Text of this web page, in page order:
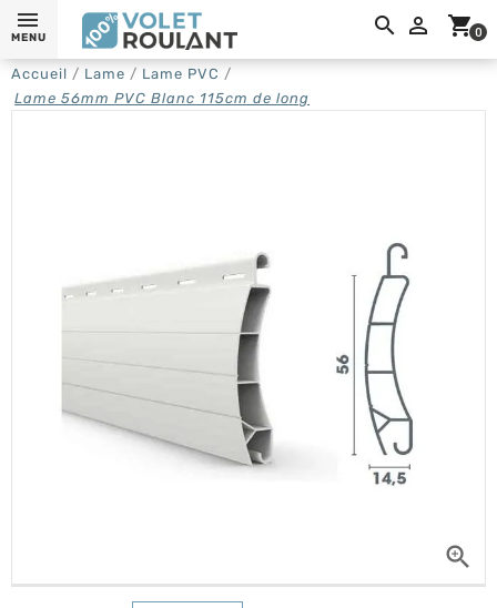
 shopping_cart0
MENU
Accueil Lame
Lame PVC
Lame 56mm PVC Blanc 115cm de long
